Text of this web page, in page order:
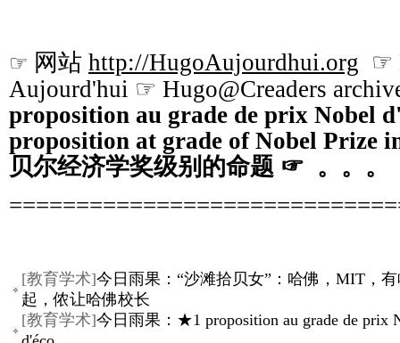
☞ 网站 http://HugoAujourdhui.org ☞
Aujourd'hui ☞ Hugo@Creaders
proposition au grade de prix Nobel
proposition at grade of Nobel Prize
贝尔经济学奖级别的命题 ☞ 。。。
[教育学术]今日雨果：“沙滩拾贝女”：哈佛，MIT，
起，侬让哈佛校长
[教育学术]今日雨果：★1 proposition au grade de prix